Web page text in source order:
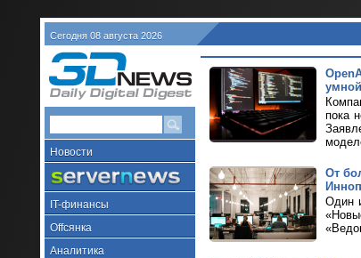
Сегодня 08 августа 2026
Новости
IT-финансы
Offсянка
Аналитика
умной
пока
От
Один